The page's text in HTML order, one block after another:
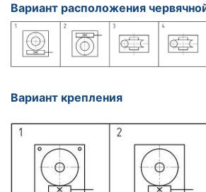
Вариант расположения
Вариант крепления